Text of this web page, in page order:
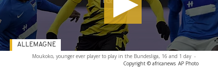
Moukoko, younger ever player to play in the Bundesliga, 16 and 1 day -
Copyright © africanews AP Photo
ALLEMAGNE